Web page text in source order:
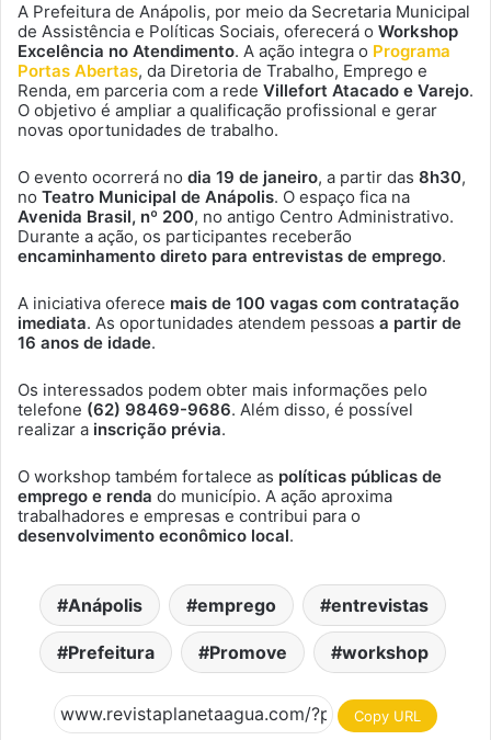
A Prefeitura de Anápolis, por meio da Secretaria Municipal
de Assistência e Políticas Sociais, oferecerá o Workshop
Excelência no Atendimento. A ação integra o Programa
Portas Abertas, da Diretoria de Trabalho, Emprego e
Renda, em parceria com a rede Villefort Atacado e Varejo.
O objetivo é ampliar a qualificação profissional e gerar
novas oportunidades de trabalho.
O evento ocorrerá no dia 19 de janeiro, a partir das 8h30,
no Teatro Municipal de Anápolis. O espaço fica na
Avenida Brasil, nº 200, no antigo Centro Administrativo.
Durante a ação, os participantes receberão
encaminhamento direto para entrevistas de emprego.
A iniciativa oferece mais de 100 vagas com contratação
imediata. As oportunidades atendem pessoas a partir de
16 anos de idade.
Os interessados podem obter mais informações pelo
telefone (62) 98469-9686. Além disso, é possível
realizar a inscrição prévia.
O workshop também fortalece as políticas públicas de
emprego e renda do município. A ação aproxima
trabalhadores e empresas e contribui para o
desenvolvimento econômico local.
Anápolis emprego entrevistas
Prefeitura Promove workshop
Copy URL